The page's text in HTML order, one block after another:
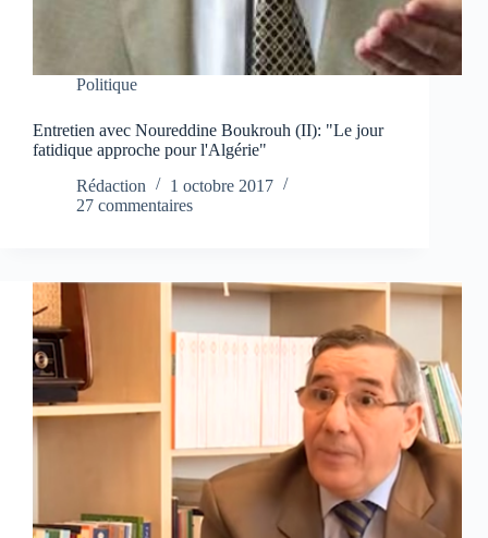
Politique
Entretien avec Noureddine Boukrouh (II): "Le jour
fatidique approche pour l'Algérie"
Rédaction
1 octobre 2017
27 commentaires